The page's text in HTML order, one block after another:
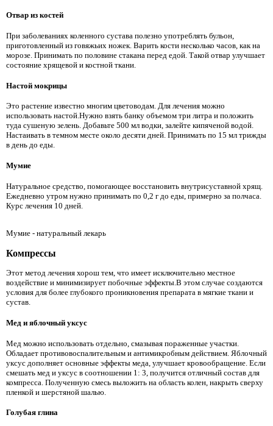
Отвар из костей
При заболеваниях коленного сустава полезно употреблять бульон,
приготовленный из говяжьих ножек. Варить кости несколько часов, как на
морозе. Принимать по половине стакана перед едой. Такой отвар улучшает
состояние хрящевой и костной ткани.
Настой мокрицы
Это растение известно многим цветоводам. Для лечения можно
использовать настой.Нужно взять банку объемом три литра и положить
туда сушеную зелень. Добавьте 500 мл водки, залейте кипяченой водой.
Настаивать в темном месте около десяти дней. Принимать по 15 мл трижды
в день до еды.
Мумие
Натуральное средство, помогающее восстановить внутрисуставной хрящ.
Ежедневно утром нужно принимать по 0,2 г до еды, примерно за полчаса.
Курс лечения 10 дней.
Мумие - натуральный лекарь
Компрессы
Этот метод лечения хорош тем, что имеет исключительно местное
воздействие и минимизирует побочные эффекты.В этом случае создаются
условия для более глубокого проникновения препарата в мягкие ткани и
сустав.
Мед и яблочный уксус
Мед можно использовать отдельно, смазывая пораженные участки.
Обладает противовоспалительным и антимикробным действием. Яблочный
уксус дополняет основные эффекты меда, улучшает кровообращение. Если
смешать мед и уксус в соотношении 1: 3, получится отличный состав для
компресса. Полученную смесь выложить на область колен, накрыть сверху
пленкой и шерстяной шалью.
Голубая глина